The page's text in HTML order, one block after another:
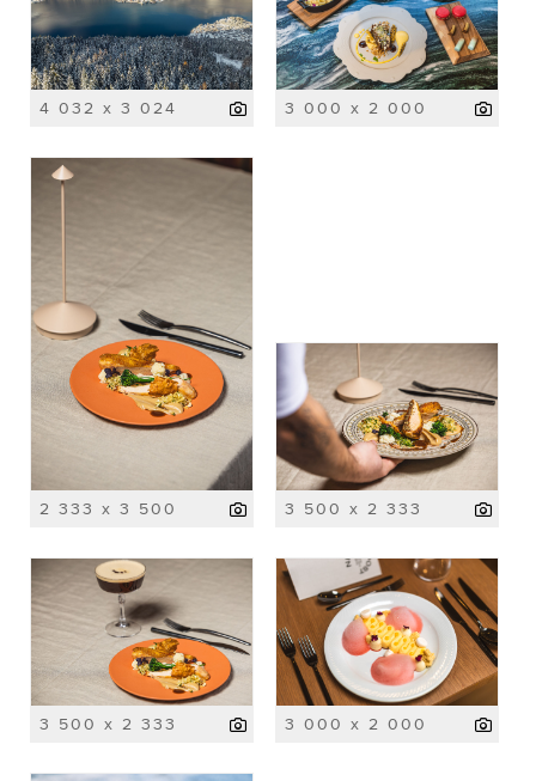
4 032 x 3 024 3 000 x 2 000
2 333 x 3 500 3 500 x 2 333
3 500 x 2 333 3 000 x 2 000